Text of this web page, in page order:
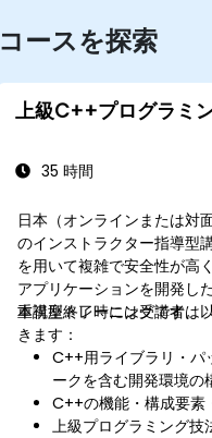
コースを探索
上級C++プログラミ
35 時間
日本（オンラインまたは対
のインストラクター指導型
を用いて複雑で安全性が高
アプリケーションを開発し
重視型トレーニングです。
本講座終了時には受講者は
きます：
C++用ライブラリ・パ
ークを含む開発環境の
C++の機能・構成要素
上級プログラミング技